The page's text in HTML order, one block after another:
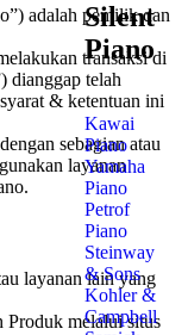
Silent
Piano
Kawai
Piano
Yamaha
Piano
Petrof
Piano
Steinway
& Sons
Kohler &
Campbell
adalah pemilik dan
transaksi di
dianggap telah
& ketentuan ini
sebagian atau
layanan
layanan lain yang
Produk melalui situs